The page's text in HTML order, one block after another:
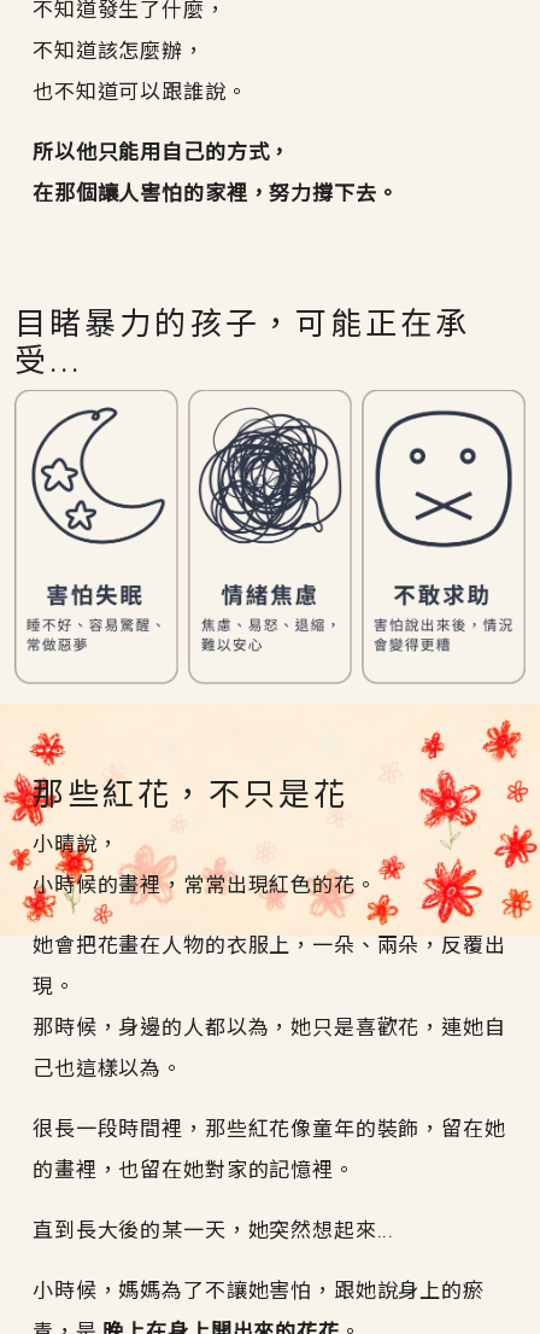
不知道發生了什麼，
不知道該怎麼辦，
也不知道可以跟誰說。
所以他只能用自己的方式，
在那個讓人害怕的家裡，努力撐下去。
目睹暴力的孩子，可能正在承
受...
那些紅花，不只是花
小晴說，
小時候的畫裡，常常出現紅色的花。
她會把花畫在人物的衣服上，一朵、兩朵，反覆出
現。
那時候，身邊的人都以為，她只是喜歡花，連她自
己也這樣以為。
很長一段時間裡，那些紅花像童年的裝飾，留在她
的畫裡，也留在她對家的記憶裡。
直到長大後的某一天，她突然想起來...
小時候，媽媽為了不讓她害怕，跟她說身上的瘀